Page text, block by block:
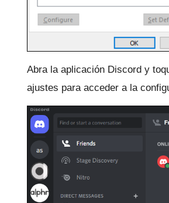
Abra la aplicación Discord y
ajustes para acceder a la